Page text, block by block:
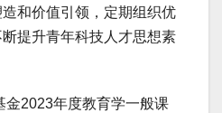
和价值引领，定期组织优
提升青年科技人才思想素
2023年度教育学一般课